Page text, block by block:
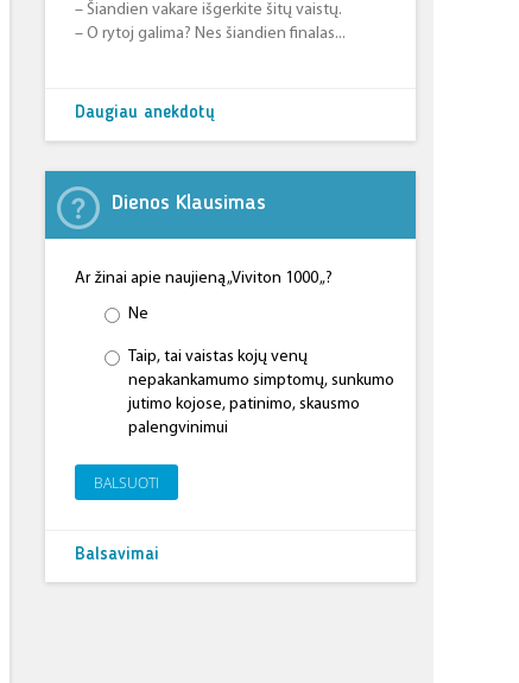
– Šiandien vakare išgerkite šitų vaistų.
– O rytoj galima? Nes šiandien finalas...
Daugiau anekdotų
Dienos Klausimas
Ar žinai apie naujieną „Viviton 1000 „?
Ne
Taip, tai vaistas kojų venų
nepakankamumo simptomų, sunkumo
jutimo kojose, patinimo, skausmo
palengvinimui
BALSUOTI
Balsavimai